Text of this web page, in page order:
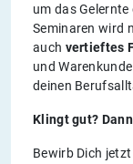
um das
Seminaren wird
auch vertieftes
und
deinen
Klingt gut?
Bewirb Dich